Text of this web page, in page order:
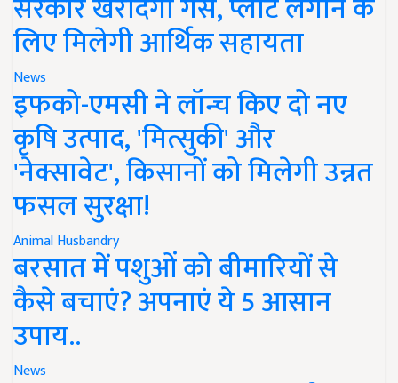
लिए मिलेगी आर्थिक सहायता
News
इफको-एमसी ने लॉन्च किए दो नए
कृषि उत्पाद, 'मित्सुकी' और
'नेक्सावेट', किसानों को मिलेगी उन्नत
फसल सुरक्षा!
Animal Husbandry
बरसात में पशुओं को बीमारियों से
कैसे बचाएं? अपनाएं ये 5 आसान
उपाय..
News